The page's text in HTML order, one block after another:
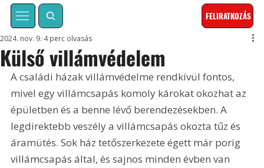
FELIRATKOZÁS
Külső villámvédelem
2024. nov. 9. 4 perc olvasás
A családi házak villámvédelme rendkívül fontos,
mivel egy villámcsapás komoly károkat okozhat az
épületben és a benne lévő berendezésekben. A
legdirektebb veszély a villámcsapás okozta tűz és
áramütés. Sok ház tetőszerkezete égett már porig
villámcsapás által, és sajnos minden évben van